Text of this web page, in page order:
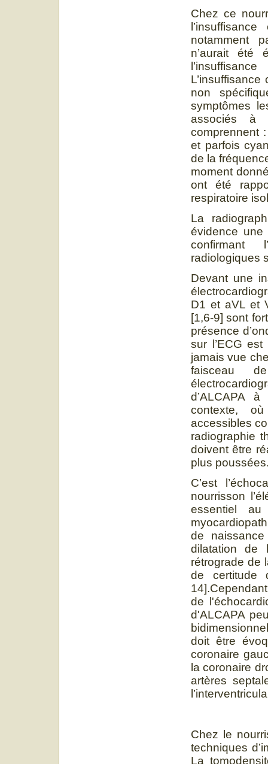
Chez ce
notamment
n’aurait été
non
symptômes
associés à
comprennent
et parfois
de la
moment
ont été
respiratoire
La
évidence une
confirmant
radiologiques
Devant une
D1 et aVL et
[1,6-9] sont
présence
sur l’ECG est
jamais vue
faisceau
d’ALCAPA
contexte,
accessibles
radiographie
doivent être
plus
C’est
nourrisson
essentiel
de
dilatation de
rétrograde de
de certitude
de
d'ALCAPA
doit être
coronaire
la coronaire
artères
Chez le
techniques
La